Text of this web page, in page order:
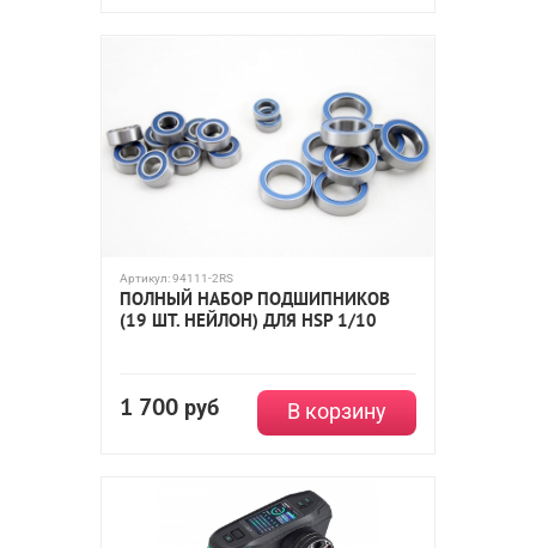
Артикул:94111-2RS
ПОЛНЫЙ НАБОР ПОДШИПНИКОВ
(19 ШТ. НЕЙЛОН) ДЛЯ HSP 1/10
1 700 руб В корзину